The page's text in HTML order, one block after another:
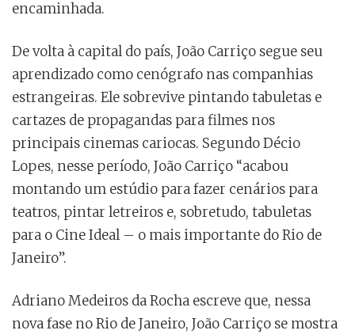
encaminhada.
De volta à capital do país, João Carriço segue seu
aprendizado como cenógrafo nas companhias
estrangeiras. Ele sobrevive pintando tabuletas e
cartazes de propagandas para filmes nos
principais cinemas cariocas. Segundo Décio
Lopes, nesse período, João Carriço “acabou
montando um estúdio para fazer cenários para
teatros, pintar letreiros e, sobretudo, tabuletas
para o Cine Ideal – o mais importante do Rio de
Janeiro”.
Adriano Medeiros da Rocha escreve que, nessa
nova fase no Rio de Janeiro, João Carriço se mostra